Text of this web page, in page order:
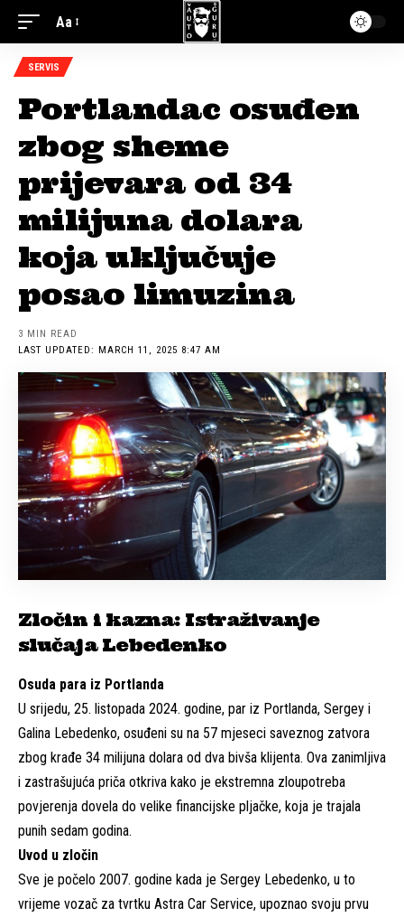
Aa
SERVIS
Portlandac osuđen
zbog sheme
prijevara od 34
milijuna dolara
koja uključuje
posao limuzina
LAST UPDATED: MARCH 11, 2025 8:47 AM
3 MIN READ
Zločin i kazna: Istraživanje
slučaja Lebedenko
Osuda para iz Portlanda
U srijedu, 25. listopada 2024. godine, par iz Portlanda, Sergey i
Galina Lebedenko, osuđeni su na 57 mjeseci saveznog zatvora
zbog krađe 34 milijuna dolara od dva bivša klijenta. Ova zanimljiva
i zastrašujuća priča otkriva kako je ekstremna zloupotreba
povjerenja dovela do velike financijske pljačke, koja je trajala
punih sedam godina.
Uvod u zločin
Sve je počelo 2007. godine kada je Sergey Lebedenko, u to
vrijeme vozač za tvrtku Astra Car Service, upoznao svoju prvu